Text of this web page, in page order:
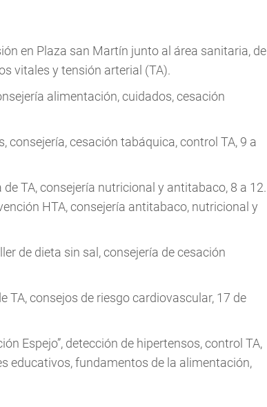
en Plaza san Martín junto al área sanitaria, de
vitales y tensión arterial (TA).
alimentación, cuidados, cesación
consejería, cesación tabáquica, control TA, 9 a
TA, consejería nutricional y antitabaco, 8 a 12.
HTA, consejería antitabaco, nutricional y
de dieta sin sal, consejería de cesación
TA, consejos de riesgo cardiovascular, 17 de
Espejo”, detección de hipertensos, control TA,
educativos, fundamentos de la alimentación,